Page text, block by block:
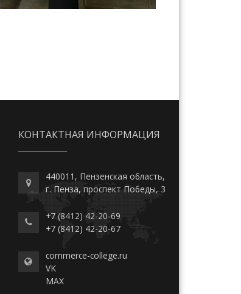
КОНТАКТНАЯ ИНФОРМАЦИЯ
440011, Пензенская область,
г. Пенза, проспект Победы, 3
+7 (8412) 42-20-69
+7 (8412) 42-20-67
commerce-college.ru
VK
MAX